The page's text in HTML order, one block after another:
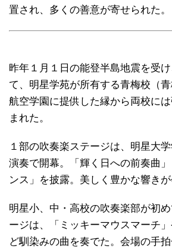
置され、多くの善意が寄せられた。
昨年１月１日の能登半島地震を受
て、明星学苑が所有する青梅校（
航空学園に提供した縁から両校に
まれた。
１部の吹奏楽ステージは、明星大
演奏で開幕。「輝く日への前奏曲
ンス」を披露。美しく豊かな響きが
明星小、中・高校の吹奏楽部が初
ージは、「ミッキーマウスマーチ
ど馴染みの曲を奏でた。会場の手